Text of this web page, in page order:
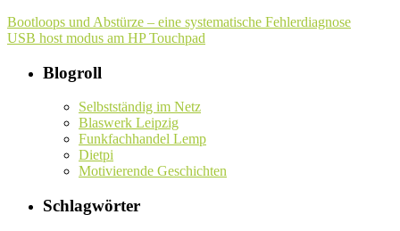
Bootloops und Abstürze – eine systematische Fehlerdiagnose
USB host modus am HP Touchpad
Blogroll
Selbstständig im Netz
Blaswerk Leipzig
Funkfachhandel Lemp
Dietpi
Motivierende Geschichten
Schlagwörter